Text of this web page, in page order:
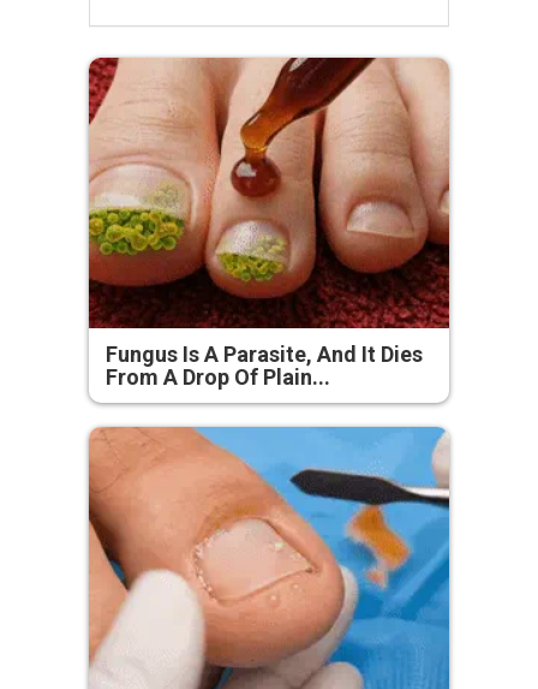
Fungus Is A Parasite, And It Dies
From A Drop Of Plain...